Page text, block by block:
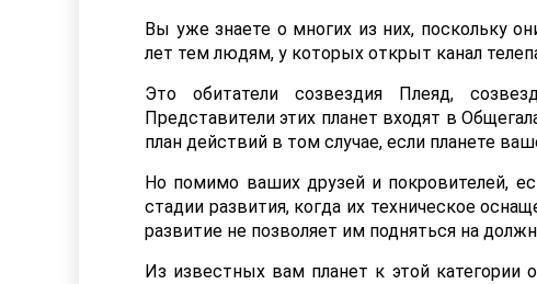
Вы уже знаете о многих из них, поскольку
лет тем людям, у которых открыт канал
Это обитатели созвездия Плеяд,
Представители этих планет входят в
план действий в том случае, если планете
Но помимо ваших друзей и покровителей,
стадии развития, когда их техническое
развитие не позволяет им подняться на
Из известных вам планет к этой категории